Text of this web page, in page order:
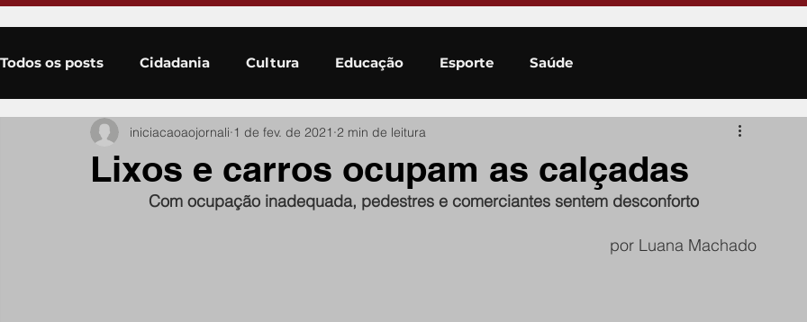
Todos os posts Cidadania Cultura Educação Esporte Saúde
Notícias do Jardim São Remo Debate Comunidade
Entrevista Mulheres Esportes frente do site
Lixos e carros ocupam as calçadas
iniciacaoaojornali 1 de fev. de 2021 2 min de leitura
Com ocupação inadequada, pedestres e comerciantes sentem desconforto
por Luana Machado